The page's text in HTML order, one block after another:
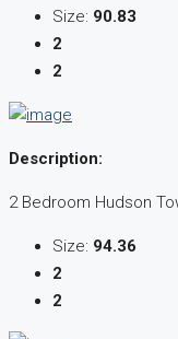
Size: 90.83
2
2
Description:
2 Bedroom Hudson
Size: 94.36
2
2